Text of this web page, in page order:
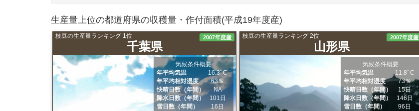
生産量上位の都道府県の収穫量・作付面積(平成19年度産)
枝豆の生産量ランキング 1位
千葉県
2007年度産
気候条件概要
年平均気温
16.3ﾟC
年平均相対湿度
63％
快晴日数（年間）
NA
降水日数（年間）
101日
雪日数（年間）
16日
枝豆の生産量ランキング 2位
山形県
2007年度産
気候条件概要
年平均気温
11.8ﾟC
年平均相対湿度
73％
快晴日数（年間）
15日
降水日数（年間）
146日
雪日数（年間）
96日